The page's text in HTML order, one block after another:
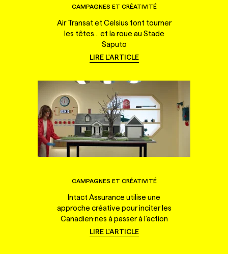
CAMPAGNES ET CRÉATIVITÉ
Air Transat et Celsius font tourner
les têtes... et la roue au Stade
Saputo
LIRE L'ARTICLE
CAMPAGNES ET CRÉATIVITÉ
Intact Assurance utilise une
approche créative pour inciter les
Canadien·nes à passer à l'action
LIRE L'ARTICLE